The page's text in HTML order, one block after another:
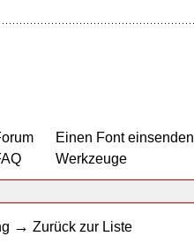
Einen Font einsenden
Werkzeuge
→ Zurück zur Liste